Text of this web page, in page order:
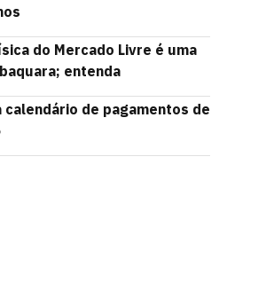
do Mercado Livre é uma
entenda
calendário de pagamentos de